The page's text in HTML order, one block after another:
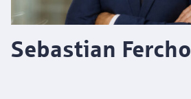
Sebastian Fercho